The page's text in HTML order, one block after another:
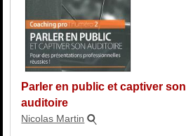
Nb. Enfants
à
Catégorie
Parler en public et captiver son
auditoire
Nicolas Martin